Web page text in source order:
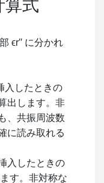
算式
ϵr′′ に分かれ
入したときの
出します。非
、共振周波数
に読み取れる
入したときの
す。非対称な